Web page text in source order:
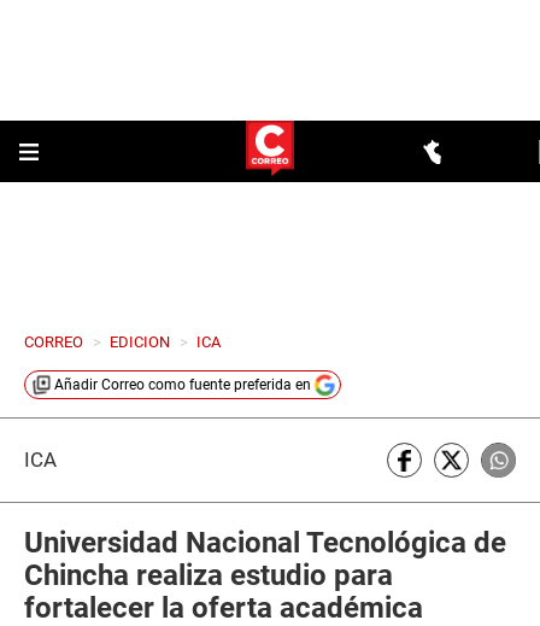
CORREO > EDICION > ICA
Añadir Correo como fuente preferida en
ICA
Universidad Nacional Tecnológica de
Chincha realiza estudio para
fortalecer la oferta académica